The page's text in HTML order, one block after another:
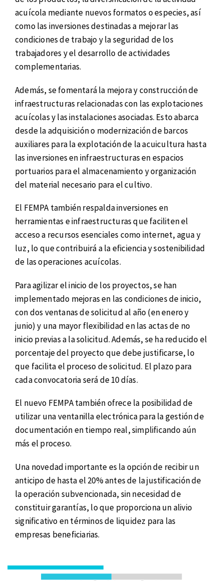
acuícola mediante nuevos formatos o especies, así
como las inversiones destinadas a mejorar las
condiciones de trabajo y la seguridad de los
trabajadores y el desarrollo de actividades
complementarias.
Además, se fomentará la mejora y construcción de
infraestructuras relacionadas con las explotaciones
acuícolas y las instalaciones asociadas. Esto abarca
desde la adquisición o modernización de barcos
auxiliares para la explotación de la acuicultura hasta
las inversiones en infraestructuras en espacios
portuarios para el almacenamiento y organización
del material necesario para el cultivo.
El FEMPA también respalda inversiones en
herramientas e infraestructuras que faciliten el
acceso a recursos esenciales como internet, agua y
luz, lo que contribuirá a la eficiencia y sostenibilidad
de las operaciones acuícolas.
Para agilizar el inicio de los proyectos, se han
implementado mejoras en las condiciones de inicio,
con dos ventanas de solicitud al año (en enero y
junio) y una mayor flexibilidad en las actas de no
inicio previas a la solicitud. Además, se ha reducido el
porcentaje del proyecto que debe justificarse, lo
que facilita el proceso de solicitud. El plazo para
cada convocatoria será de 10 días.
El nuevo FEMPA también ofrece la posibilidad de
utilizar una ventanilla electrónica para la gestión de
documentación en tiempo real, simplificando aún
más el proceso.
Una novedad importante es la opción de recibir un
anticipo de hasta el 20% antes de la justificación de
la operación subvencionada, sin necesidad de
constituir garantías, lo que proporciona un alivio
significativo en términos de liquidez para las
empresas beneficiarias.